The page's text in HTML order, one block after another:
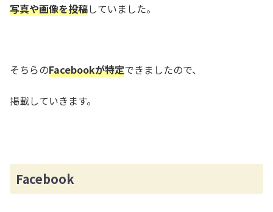
写真や画像を投稿していました。
そちらのFacebookが特定できましたので、
掲載していきます。
Facebook